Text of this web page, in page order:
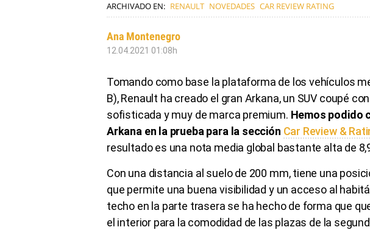
ARCHIVADO EN: RENAULT NOVEDADES CAR REVIEW RATING
Ana Montenegro
12.04.2021 01:08h
Tomando como base la plataforma de los vehículos
B), Renault ha creado el gran Arkana, un SUV coupé
sofisticada y muy de marca premium. Hemos podido
Arkana en la prueba para la sección Car Review &
resultado es una nota media global bastante alta de
Con una distancia al suelo de 200 mm, tiene una
que permite una buena visibilidad y un acceso al
techo en la parte trasera se ha hecho de forma que
el interior para la comodidad de las plazas de la